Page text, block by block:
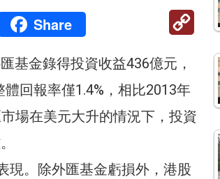
Share
Copy
Link
基金錄得投資收益436億元，
回報率僅1.4%，相比2013年
場在美元大升的情況下，投資
現。除外匯基金虧損外，港股